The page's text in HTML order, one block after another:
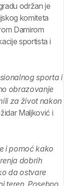
održan je
komiteta
Damirom
sportista i
sporta i
obrazovanje
za život nakon
Maljković i
i pomoć kako
dobrih
da ostvare
teren. Posebno